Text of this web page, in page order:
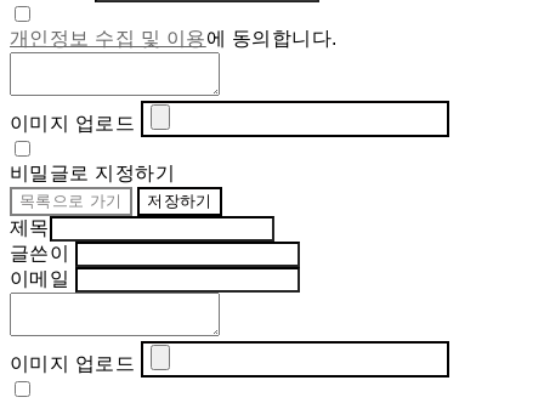
개인정보 수집 및 이용에 동의합니다.
이미지 업로드
비밀글로 지정하기
목록으로 가기 저장하기
제목
글쓴이
이메일
이미지 업로드